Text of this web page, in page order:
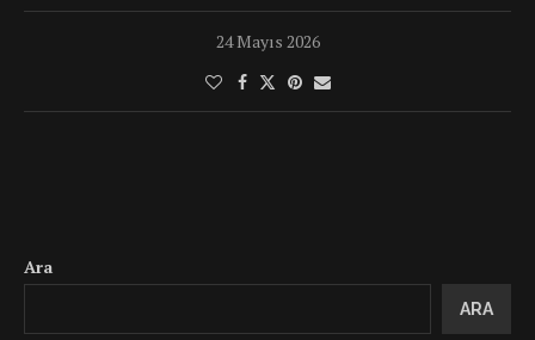
24 Mayıs 2026
Ara
ARA